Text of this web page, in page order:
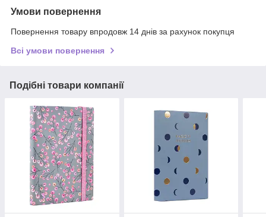
Умови повернення
Повернення товару впродовж 14 днів за рахунок покупця
Всі умови повернення
Подібні товари компанії